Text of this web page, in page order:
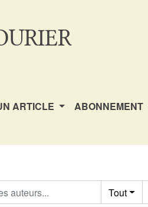
ARTICLE ABONNEMENT
Tout